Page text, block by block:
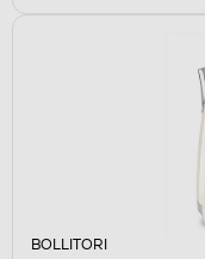
BOLLITORI